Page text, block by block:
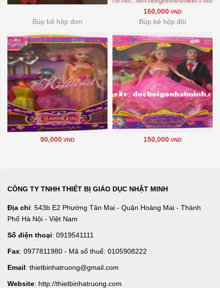
160,000 VND
Búp bê hộp đơn
90,000 VND
Búp bê hộp đôi
150,000 VND
CÔNG TY TNHH THIẾT BỊ GIÁO DỤC NHẬT MINH
Địa chỉ: 543b E2 Phường Tân Mai - Quận Hoàng Mai - Thành
Phố Hà Nội - Việt Nam
Số điện thoại: 0919541111
Fax: 0977811980 - Mã số thuế: 0105908222
Email: thietbinhatruong@gmail.com
Website: http://thietbinhatruong.com